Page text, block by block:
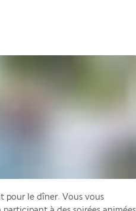
pour le dîner. Vous vous